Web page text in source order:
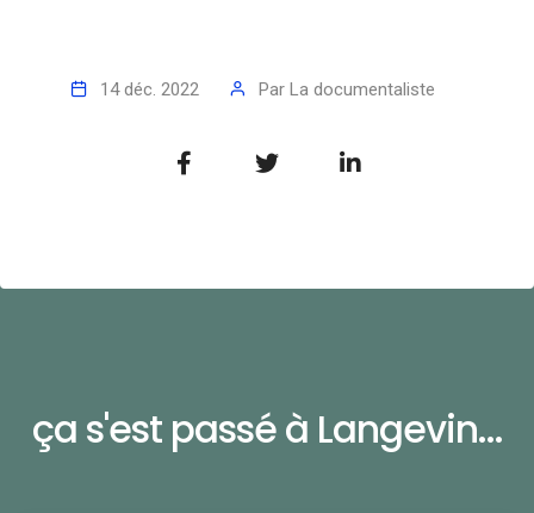
14 déc. 2022 Par La documentaliste
ça s'est passé à Langevin...